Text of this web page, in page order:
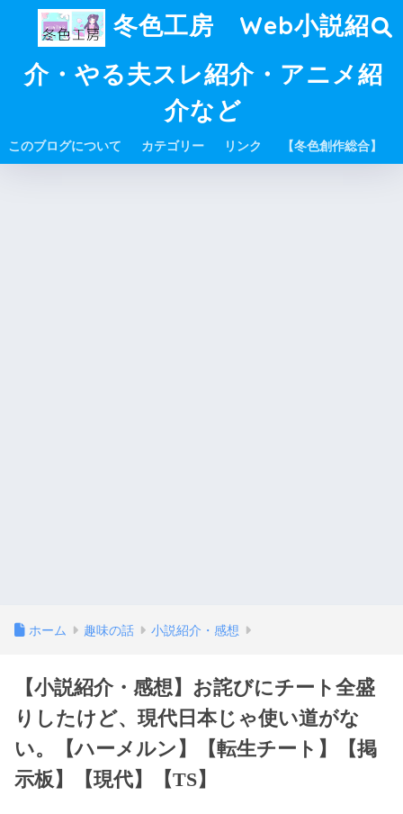
冬色工房 Web小説紹
介・やる夫スレ紹介・アニメ紹
介など
このブログについて カテゴリー リンク 【冬色創作総合】
ホーム 趣味の話 小説紹介・感想
【小説紹介・感想】お詫びにチート全盛
りしたけど、現代日本じゃ使い道がな
い。【ハーメルン】【転生チート】【掲
示板】【現代】【TS】